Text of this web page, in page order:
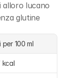
alloro lucano
glutine
per 100 ml
kcal